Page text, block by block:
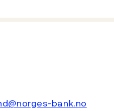
bank.no